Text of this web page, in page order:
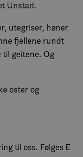
Unstad.
utegriser, høner
fjellene rundt
geitene. Og
oster og
produkter!
te, kaker,
til oss. Følges E